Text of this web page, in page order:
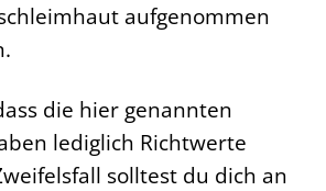
aufgenommen
die hier genannten
lediglich Richtwerte
solltest du dich an